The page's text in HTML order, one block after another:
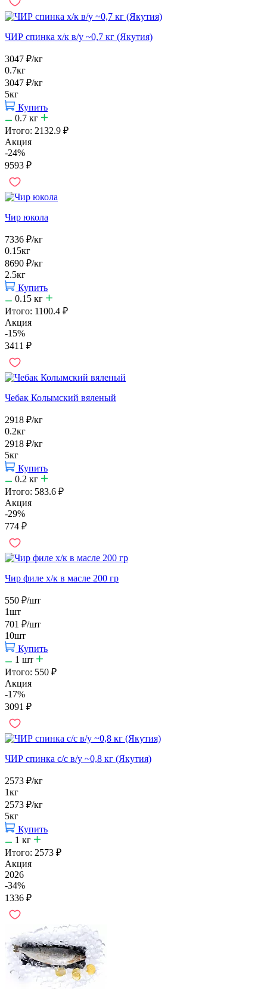
ЧИР спинка х/к в/у ~0,7 кг (Якутия)
3047 ₽/кг
0.7кг
3047 ₽/кг
5кг
Купить
0.7 кг
Итого: 2132.9 ₽
Акция
-24%
9593 ₽
Чир юкола
7336 ₽/кг
0.15кг
8690 ₽/кг
2.5кг
Купить
0.15 кг
Итого: 1100.4 ₽
Акция
-15%
3411 ₽
Чебак Колымский вяленый
2918 ₽/кг
0.2кг
2918 ₽/кг
5кг
Купить
0.2 кг
Итого: 583.6 ₽
Акция
-29%
774 ₽
Чир филе х/к в масле 200 гр
550 ₽/шт
1шт
701 ₽/шт
10шт
Купить
1 шт
Итого: 550 ₽
Акция
-17%
3091 ₽
ЧИР спинка с/с в/у ~0,8 кг (Якутия)
2573 ₽/кг
1кг
2573 ₽/кг
5кг
Купить
1 кг
Итого: 2573 ₽
Акция
2026
-34%
1336 ₽